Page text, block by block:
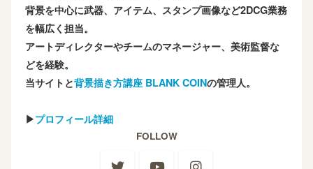
背景を中心に武器、アイテム、スタンプ画像など2DCG業務
を幅広く担当。
アートディレクターやチームのマネージャー、美術監督な
どを経験。
当サイトと背景描き方講座 BLANK COINの管理人。
▶プロフィール詳細
FOLLOW